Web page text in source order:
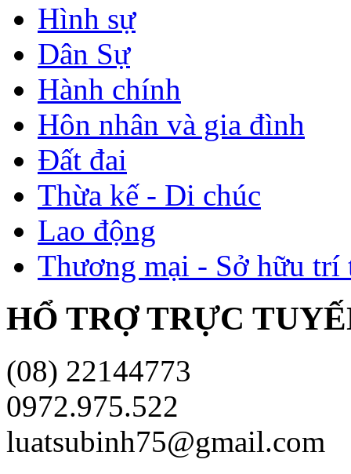
Hình sự
Dân Sự
Hành chính
Hôn nhân và gia đình
Đất đai
Thừa kế - Di chúc
Lao động
Thương mại - Sở hữu trí
HỔ TRỢ TRỰC
(08) 22144773
0972.975.522
luatsubinh75@gmail.com